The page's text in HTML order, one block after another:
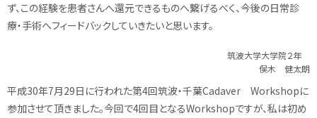
ず、この経験を患者さんへ還元できるものへ繋げるべく、今後の日常診
療・手術へフィードバックしていきたいと思います。
筑波大学大学院２年
俣木 健太朗
平成30年7月29日に行われた第4回筑波・千葉Cadaver Workshopに
参加させて頂きました。今回で4回目となるWorkshopですが、私は初め